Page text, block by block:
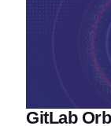
GitLab